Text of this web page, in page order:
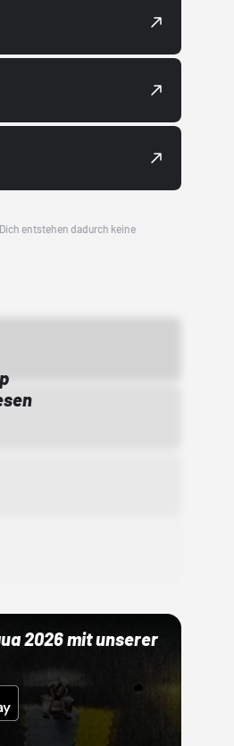
entstehen dadurch keine
2026 mit unserer